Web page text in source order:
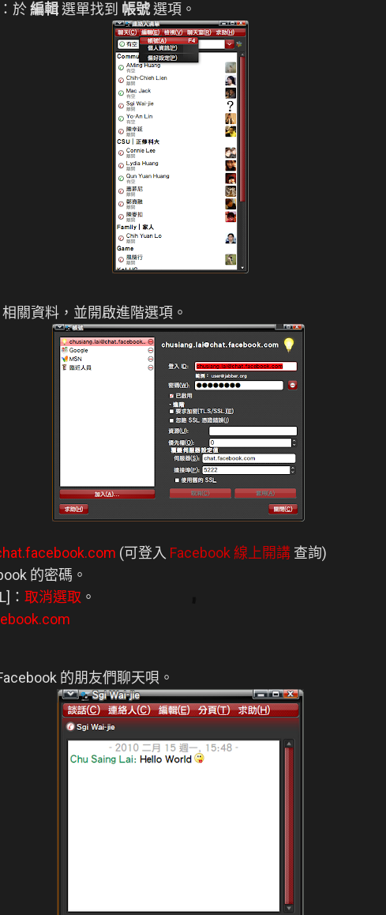
於編輯選單找到 帳號選項。
關資料，並開啟進階選項。
(可登入 Facebook 線上開講 查詢)
的密碼。
： 取消選取 。
的朋友們聊天唄。